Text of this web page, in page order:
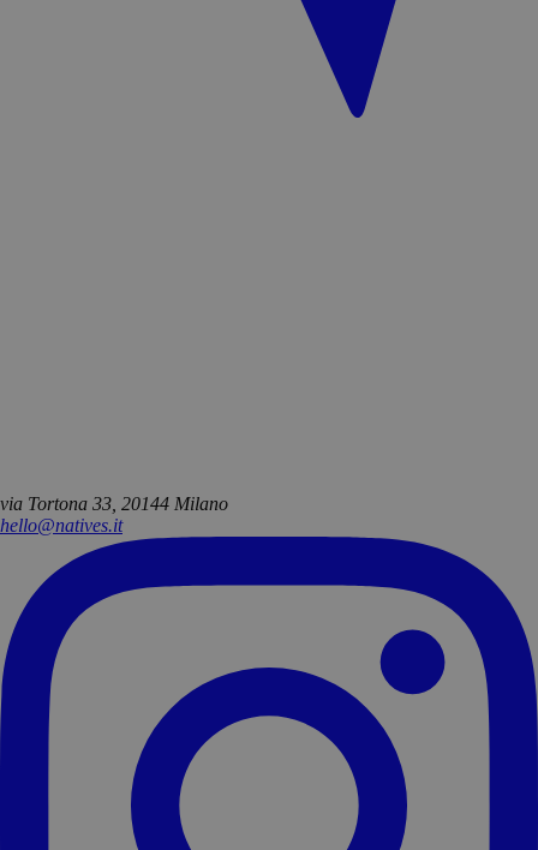
via Tortona 33, 20144 Milano
hello@natives.it